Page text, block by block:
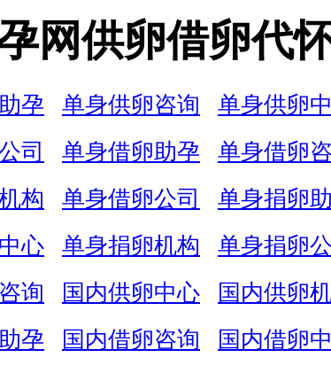
网供卵借卵代
孕 单身供卵咨询 单身供卵
司
单身借卵助孕 单身借卵
构
单身借卵公司 单身捐卵
心
单身捐卵机构 单身捐卵
询
国内供卵中心 国内供卵
孕
国内借卵咨询 国内借卵